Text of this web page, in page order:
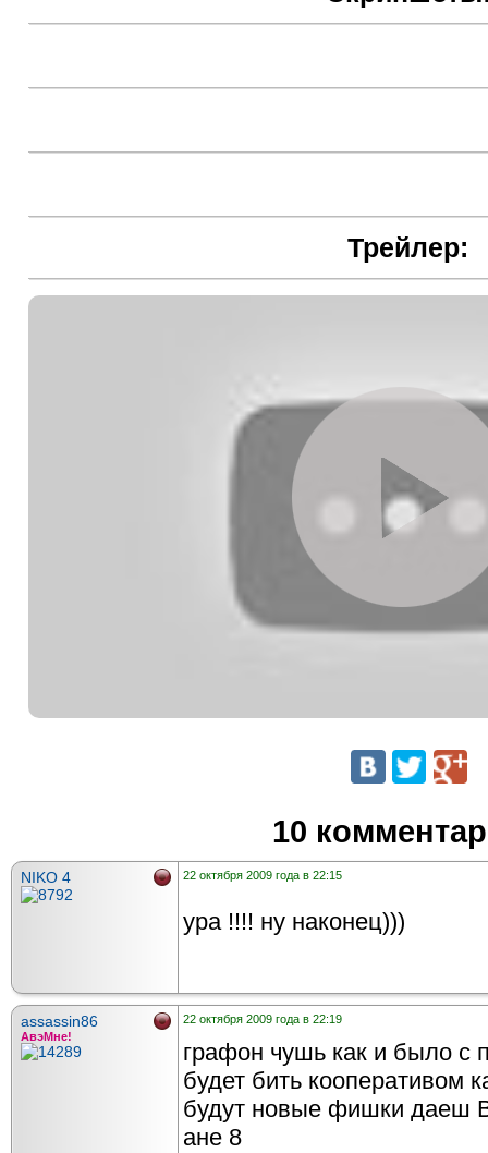
Трейлер:
10
NIKO 4 22 октября 2009 года в 22:15
ура !!!! ну наконец)))
assassin86
АвэМне!
22 октября 2009 года в 22:19
графон чушь как и было с
будет бить кооперативом
будут новые фишки даеш
ане 8